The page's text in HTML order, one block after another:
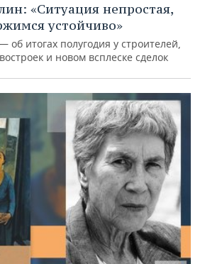
«Ситуация непростая,
устойчиво»
об итогах полугодия у строителей,
и новом всплеске сделок